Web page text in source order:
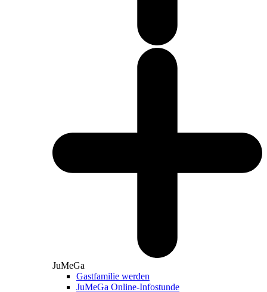
JuMeGa
Gastfamilie werden
JuMeGa Online-Infostunde